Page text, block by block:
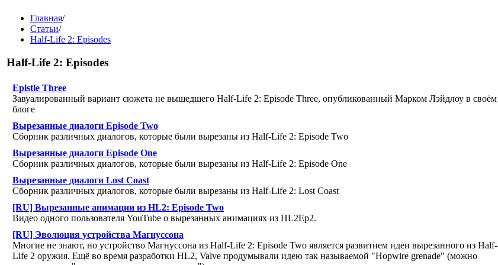
Главная/
Статьи/
Half-Life 2: Episodes
Half-Life 2: Episodes
Epistle Three
Завуалированный вариант сюжета не вышедшего Half-Life 2: Episode Three, опубликованный Марком Лэйдлоу в своём
блоге
Вырезанные диалоги Episode Two
Сборник различных диалогов, которые были вырезаны из Half-Life 2: Episode Two
Вырезанные диалоги Episode One
Сборник различных диалогов, которые были вырезаны из Half-Life 2: Episode One
Вырезанные диалоги Lost Coast
Сборник различных диалогов, которые были вырезаны из Half-Life 2: Lost Coast
[RU] Вырезанные анимации из HL2: Episode Two
Видео одного пользователя YouTube о вырезанных анимациях из HL2Ep2.
[RU] Эволюция устройства Магнуссона
Многие не знают, но устройство Магнуссона из Half-Life 2: Episode Two является развитием идеи вырезанного из Half-
Life 2 оружия. Ещё во время разработки HL2, Valve продумывали идею так называемой "Hopwire grenade" (можно